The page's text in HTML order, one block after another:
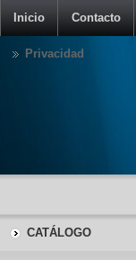
Inicio Contacto
Privacidad
CATÁLOGO